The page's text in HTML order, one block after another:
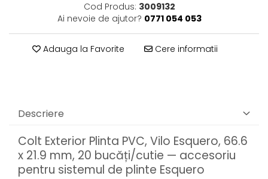
Cod Produs: 3009132
Ai nevoie de ajutor? 0771 054 053
Adauga la Favorite Cere informatii
Descriere
Colt Exterior Plinta PVC, Vilo Esquero, 66.6
x 21.9 mm, 20 bucăți/cutie — accesoriu
pentru sistemul de plinte Esquero